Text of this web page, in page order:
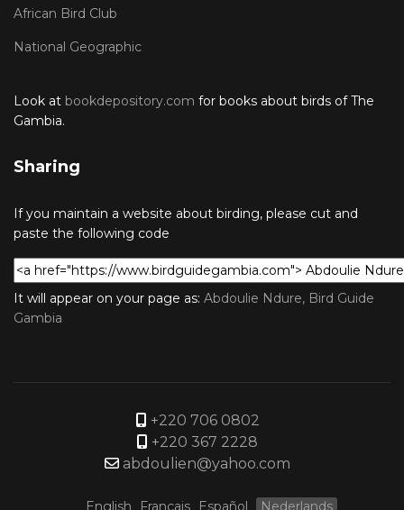
African Bird Club
National Geographic
Look at bookdepository.com for books about birds of The
Gambia.
Sharing
If you maintain a website about birding, please cut and
paste the following code
It will appear on your page as: Abdoulie Ndure, Bird Guide
Gambia
+220 706 0802
+220 367 2228
abdoulien@yahoo.com
English Français Español Nederlands